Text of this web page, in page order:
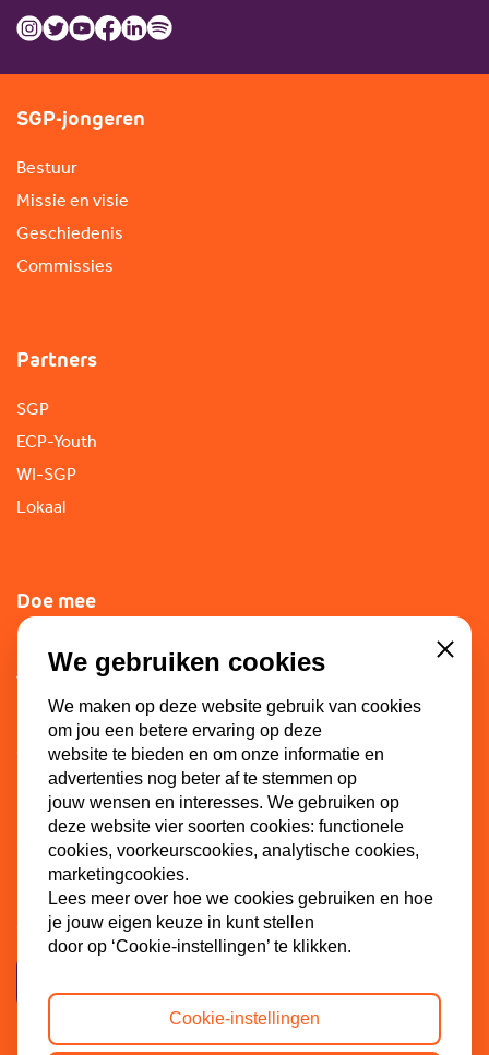
SGP-jongeren
Bestuur
Missie en visie
Geschiedenis
Commissies
Partners
SGP
ECP-Youth
WI-SGP
Lokaal
Doe mee
Lid worden
Vacatures
Doneren
Sponsoren
Contact
Dinkel 7
3086 HB Rotterdam
We gebruiken cookies
We maken op deze website gebruik van cookies
om jou een betere ervaring op deze
website te bieden en om onze informatie en
advertenties nog beter af te stemmen op
jouw wensen en interesses. We gebruiken op
deze website vier soorten cookies: functionele
cookies, voorkeurscookies, analytische cookies,
marketingcookies.
Lees meer over hoe we cookies gebruiken en hoe
je jouw eigen keuze in kunt stellen
door op ‘Cookie-instellingen’ te klikken.
Close
Cookie-instellingen